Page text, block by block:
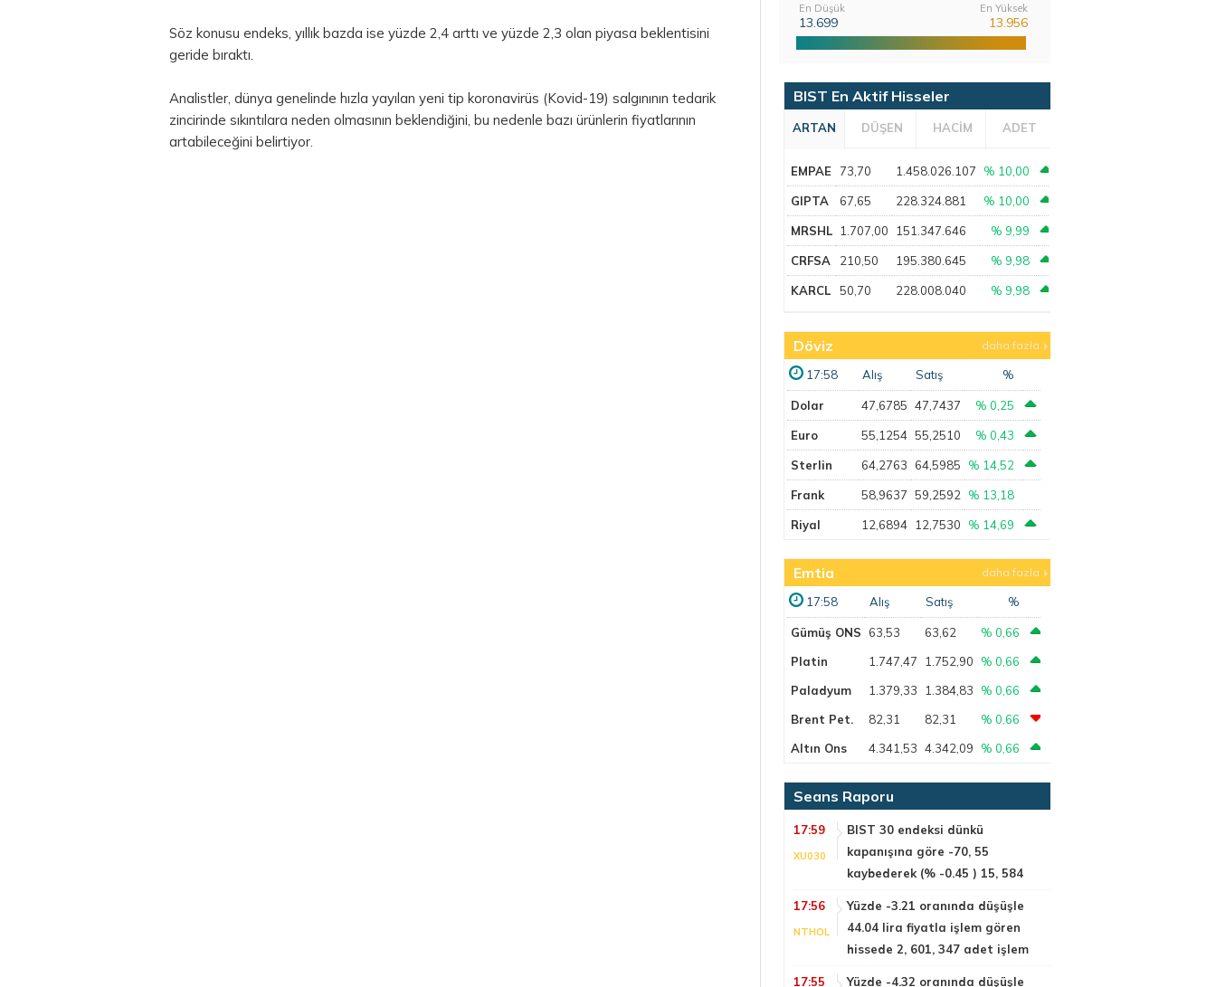
Söz konusu endeks, yıllık bazda ise yüzde 2,4 arttı ve yüzde 2,3 olan piyasa beklentisini
geride bıraktı.
Analistler, dünya genelinde hızla yayılan yeni tip koronavirüs (Kovid-19) salgınının tedarik
zincirinde sıkıntılara neden olmasının beklendiğini, bu nedenle bazı ürünlerin fiyatlarının
artabileceğini belirtiyor.
En Düşük
13.699
En Yüksek
13.956
BIST En Aktif Hisseler
ARTAN DÜŞEN HACİM ADET
EMPAE 73,70 1.458.026.107 % 10,00
GIPTA 67,65 228.324.881 % 10,00
MRSHL 1.707,00 151.347.646 % 9,99
CRFSA 210,50 195.380.645 % 9,98
KARCL 50,70 228.008.040 % 9,98
Döviz daha fazla
17:58 Alış Satış %
Dolar 47,6785 47,7437 % 0,25
Euro 55,1254 55,2510 % 0,43
Sterlin 64,2763 64,5985 % 14,52
Frank 58,9637 59,2592 % 13,18
Riyal 12,6894 12,7530 % 14,69
Emtia daha fazla
17:58 Alış Satış %
Gümüş ONS 63,53 63,62
% 0,66
Platin
1.747,47 1.752,90
% 0,66
Paladyum
1.379,33 1.384,83
% 0,66
Brent Pet.
82,31 82,31
% 0,66
Altın Ons
4.341,53 4.342,09 % 0,66
Seans Raporu
17:59
XU030
BIST 30 endeksi dünkü
kapanışına göre -70, 55
kaybederek (% -0.45 ) 15, 584
17:56
NTHOL
Yüzde -3.21 oranında düşüşle
44.04 lira fiyatla işlem gören
hissede 2, 601, 347 adet işlem
17:55
Yüzde -4.32 oranında düşüşle